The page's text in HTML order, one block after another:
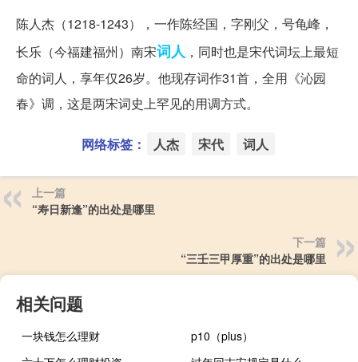
陈人杰（1218-1243），一作陈经国，字刚父，号龟峰，
长乐（今福建福州）南宋词人 ，同时也是宋代词坛上最短
命的词人，享年仅26岁。他现存词作31首，全用《沁园
春》调，这是两宋词史上罕见的用调方式。
网络标签： 人杰 宋代 词人
上一篇
“寿日新逢”的出处是哪里
下一篇
“三壬三甲厚重”的出处是哪里
相关问题
一块钱怎么理财
p10（plus）